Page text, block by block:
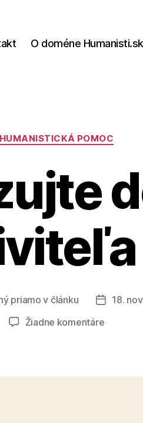
O doméne Humanisti.sk
Kategórie
HUMANISTICKÁ POMOC
priamo v článku
Dátum
18.
Žiadne komentárena
Mária